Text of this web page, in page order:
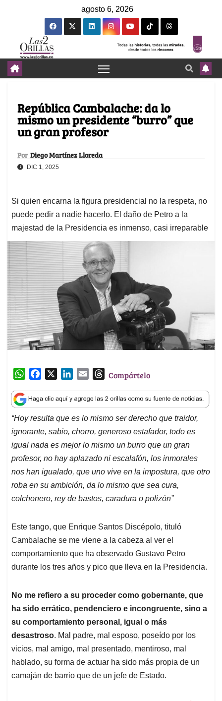
agosto 6, 2026
República Cambalache: da lo
mismo un presidente “burro” que
un gran profesor
Por Diego Martínez Lloreda
DIC 1, 2025
Si quien encarna la figura presidencial no la respeta, no
puede pedir a nadie hacerlo. El daño de Petro a la
majestad de la Presidencia es inmenso, casi irreparable
W
a
t
s
A
p
p
c
e
b
o
o
k
n
k
e
d
I
n
a
i
l
T
r
e
a
d
s
Compártelo
“Hoy resulta que es lo mismo ser derecho que traidor,
ignorante, sabio, chorro, generoso estafador, todo es
igual nada es mejor lo mismo un burro que un gran
profesor, no hay aplazado ni escalafón, los inmorales
nos han igualado, que uno vive en la impostura, que otro
roba en su ambición, da lo mismo que sea cura,
colchonero, rey de bastos, caradura o polizón”
Este tango, que Enrique Santos Discépolo, tituló
Cambalache se me viene a la cabeza al ver el
comportamiento que ha observado Gustavo Petro
durante los tres años y pico que lleva en la Presidencia.
No me refiero a su proceder como gobernante, que
ha sido errático, pendenciero e incongruente, sino a
su comportamiento personal, igual o más
desastroso. Mal padre, mal esposo, poseído por los
vicios, mal amigo, mal presentado, mentiroso, mal
hablado, su forma de actuar ha sido más propia de un
camaján de barrio que de un jefe de Estado.